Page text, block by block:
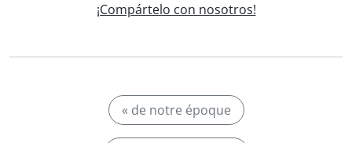
¡Compártelo con nosotros!
« de notre époque